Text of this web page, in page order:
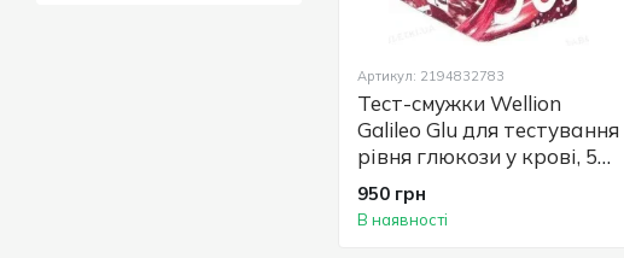
Артикул: 2194832783
Тест-смужки Wellion
Galileo Glu для тестування
рівня глюкози у крові, 50
штук
950 грн
В наявності